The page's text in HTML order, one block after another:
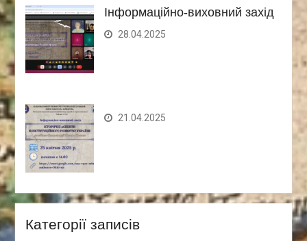
Інформаційно-виховний захід
28.04.2025
21.04.2025
Категорії записів